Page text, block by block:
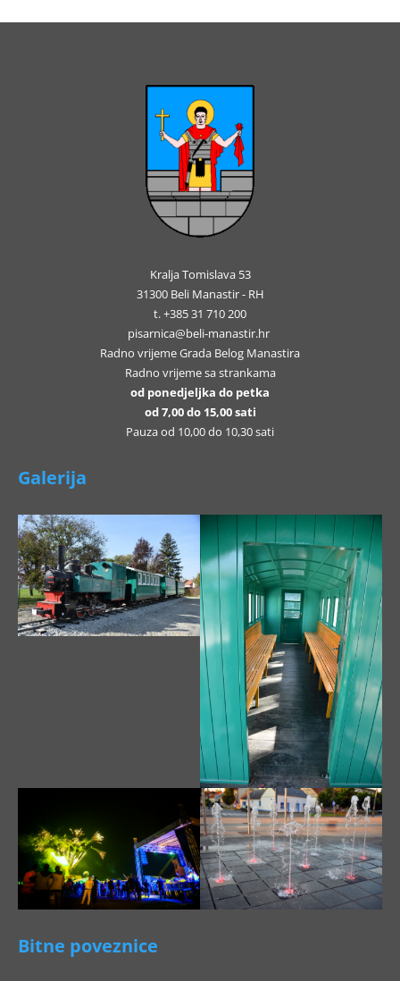
Kralja Tomislava 53
31300 Beli Manastir - RH
t. +385 31 710 200
pisarnica@beli-manastir.hr
Radno vrijeme Grada Belog Manastira
Radno vrijeme sa strankama
od ponedjeljka do petka
od 7,00 do 15,00 sati
Pauza od 10,00 do 10,30 sati
Galerija
Bitne poveznice